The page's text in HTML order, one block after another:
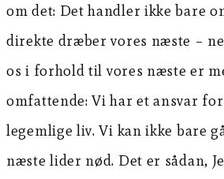
om det: Det handler ikke bare
direkte dræber vores næste –
os i forhold til vores næste er
omfattende: Vi har et ansvar
legemlige liv. Vi kan ikke bare
næste lider nød. Det er sådan,